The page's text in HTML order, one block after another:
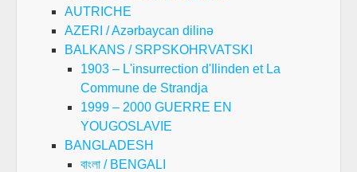
AUTRICHE
AZERI / Azərbaycan dilinə
BALKANS / SRPSKOHRVATSKI
1903 – L'insurrection d'Ilinden et La
Commune de Strandja
1999 – 2000 GUERRE EN
YOUGOSLAVIE
BANGLADESH
বাংলা / BENGALI